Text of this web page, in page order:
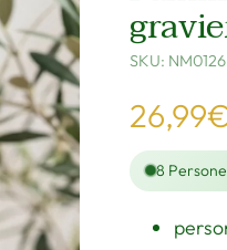
SKU: NM0126
Preis
26,99€
8